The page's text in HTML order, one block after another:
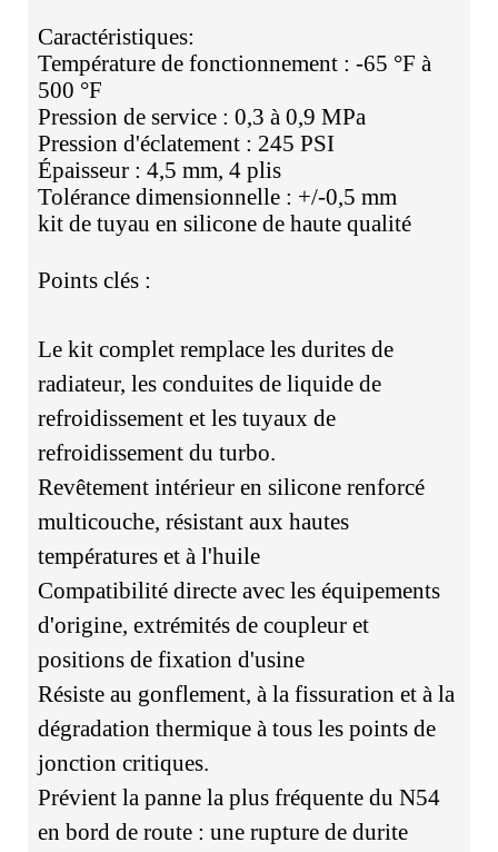
Caractéristiques:
Température de fonctionnement : -65 °F à
500 °F
Pression de service : 0,3 à 0,9 MPa
Pression d'éclatement : 245 PSI
Épaisseur : 4,5 mm, 4 plis
Tolérance dimensionnelle : +/-0,5 mm
kit de tuyau en silicone de haute qualité
Points clés :
Le kit complet remplace les durites de
radiateur, les conduites de liquide de
refroidissement et les tuyaux de
refroidissement du turbo.
Revêtement intérieur en silicone renforcé
multicouche, résistant aux hautes
températures et à l'huile
Compatibilité directe avec les équipements
d'origine, extrémités de coupleur et
positions de fixation d'usine
Résiste au gonflement, à la fissuration et à la
dégradation thermique à tous les points de
jonction critiques.
Prévient la panne la plus fréquente du N54
en bord de route : une rupture de durite